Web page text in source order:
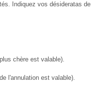
Indiquez vos désideratas
chère est valable).
l'annulation est valable).